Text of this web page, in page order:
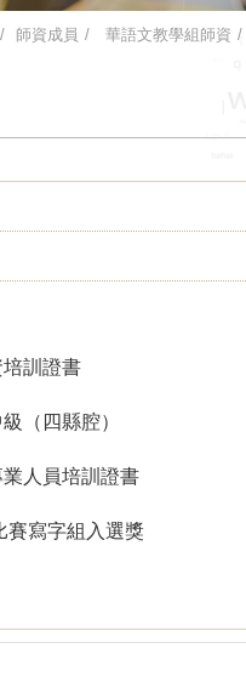
師資成員 華語文教學組師資
訓證書
（四縣腔）
人員培訓證書
寫字組入選獎